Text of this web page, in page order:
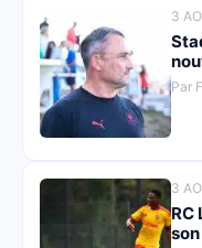
3
Par
3
RC